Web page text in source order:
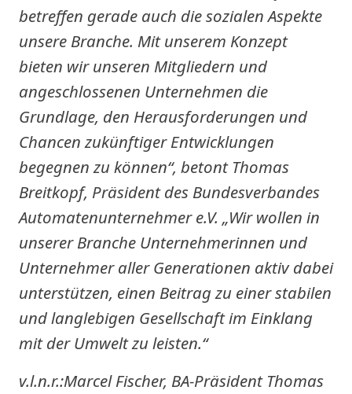
betreffen gerade auch die sozialen Aspekte
unsere Branche. Mit unserem Konzept
bieten wir unseren Mitgliedern und
angeschlossenen Unternehmen die
Grundlage, den Herausforderungen und
Chancen zukünftiger Entwicklungen
begegnen zu können“, betont Thomas
Breitkopf, Präsident des Bundesverbandes
Automatenunternehmer e.V. „Wir wollen in
unserer Branche Unternehmerinnen und
Unternehmer aller Generationen aktiv dabei
unterstützen, einen Beitrag zu einer stabilen
und langlebigen Gesellschaft im Einklang
mit der Umwelt zu leisten.“
v.l.n.r.:Marcel Fischer, BA-Präsident Thomas